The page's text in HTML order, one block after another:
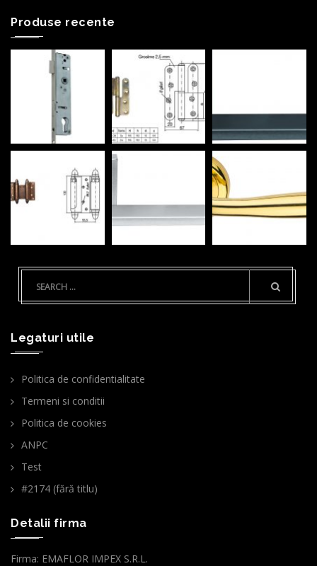
Produse recente
Legaturi utile
Politica de confidentialitate
Termeni si conditii
Politica de cookies
ANPC
Test
#2174 (fără titlu)
Detalii firma
Firma: EMAFLOR IMPEX S.R.L.